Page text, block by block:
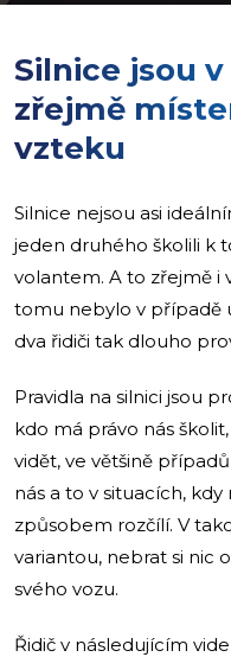
Silnice jsou
zřejmě
vzteku
Silnice nejsou asi
jeden druhého školili k
volantem. A to zřejmě i
tomu nebylo v případě
dva řidiči tak dlouho
Pravidla na silnici jsou
kdo má právo nás
vidět, ve většině
nás a to v situacích,
způsobem rozčílí. V
variantou, nebrat si nic
svého vozu.
Řidič v následujícím